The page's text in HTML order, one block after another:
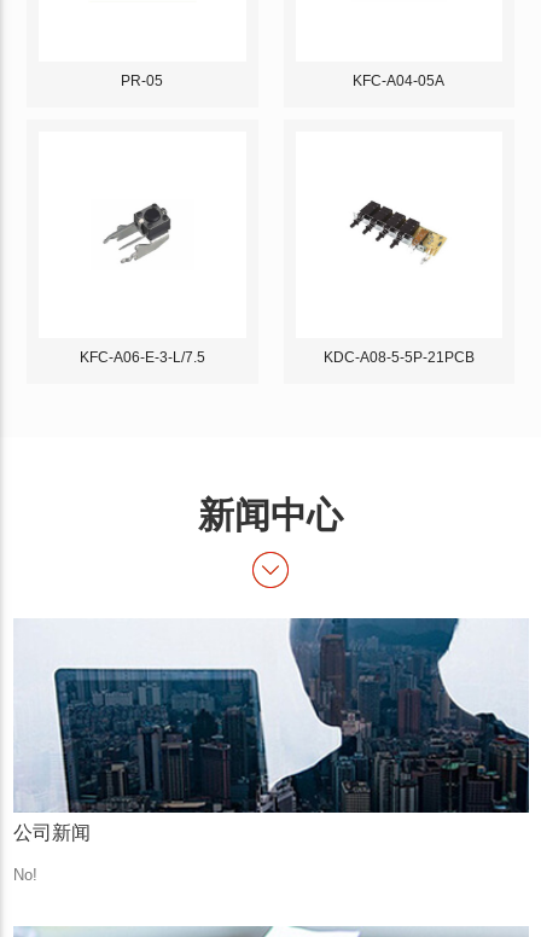
PR-05 KFC-A04-05A
KFC-A06-E-3-L/7.5 KDC-A08-5-5P-21PCB
新闻中心
公司新闻
No!